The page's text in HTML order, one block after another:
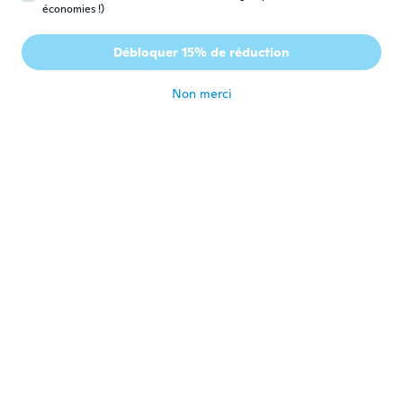
L Laura
Está muy bonito, pero la verdad es muy
pequeño.
économies !)
Débloquer 15% de réduction
Non merci